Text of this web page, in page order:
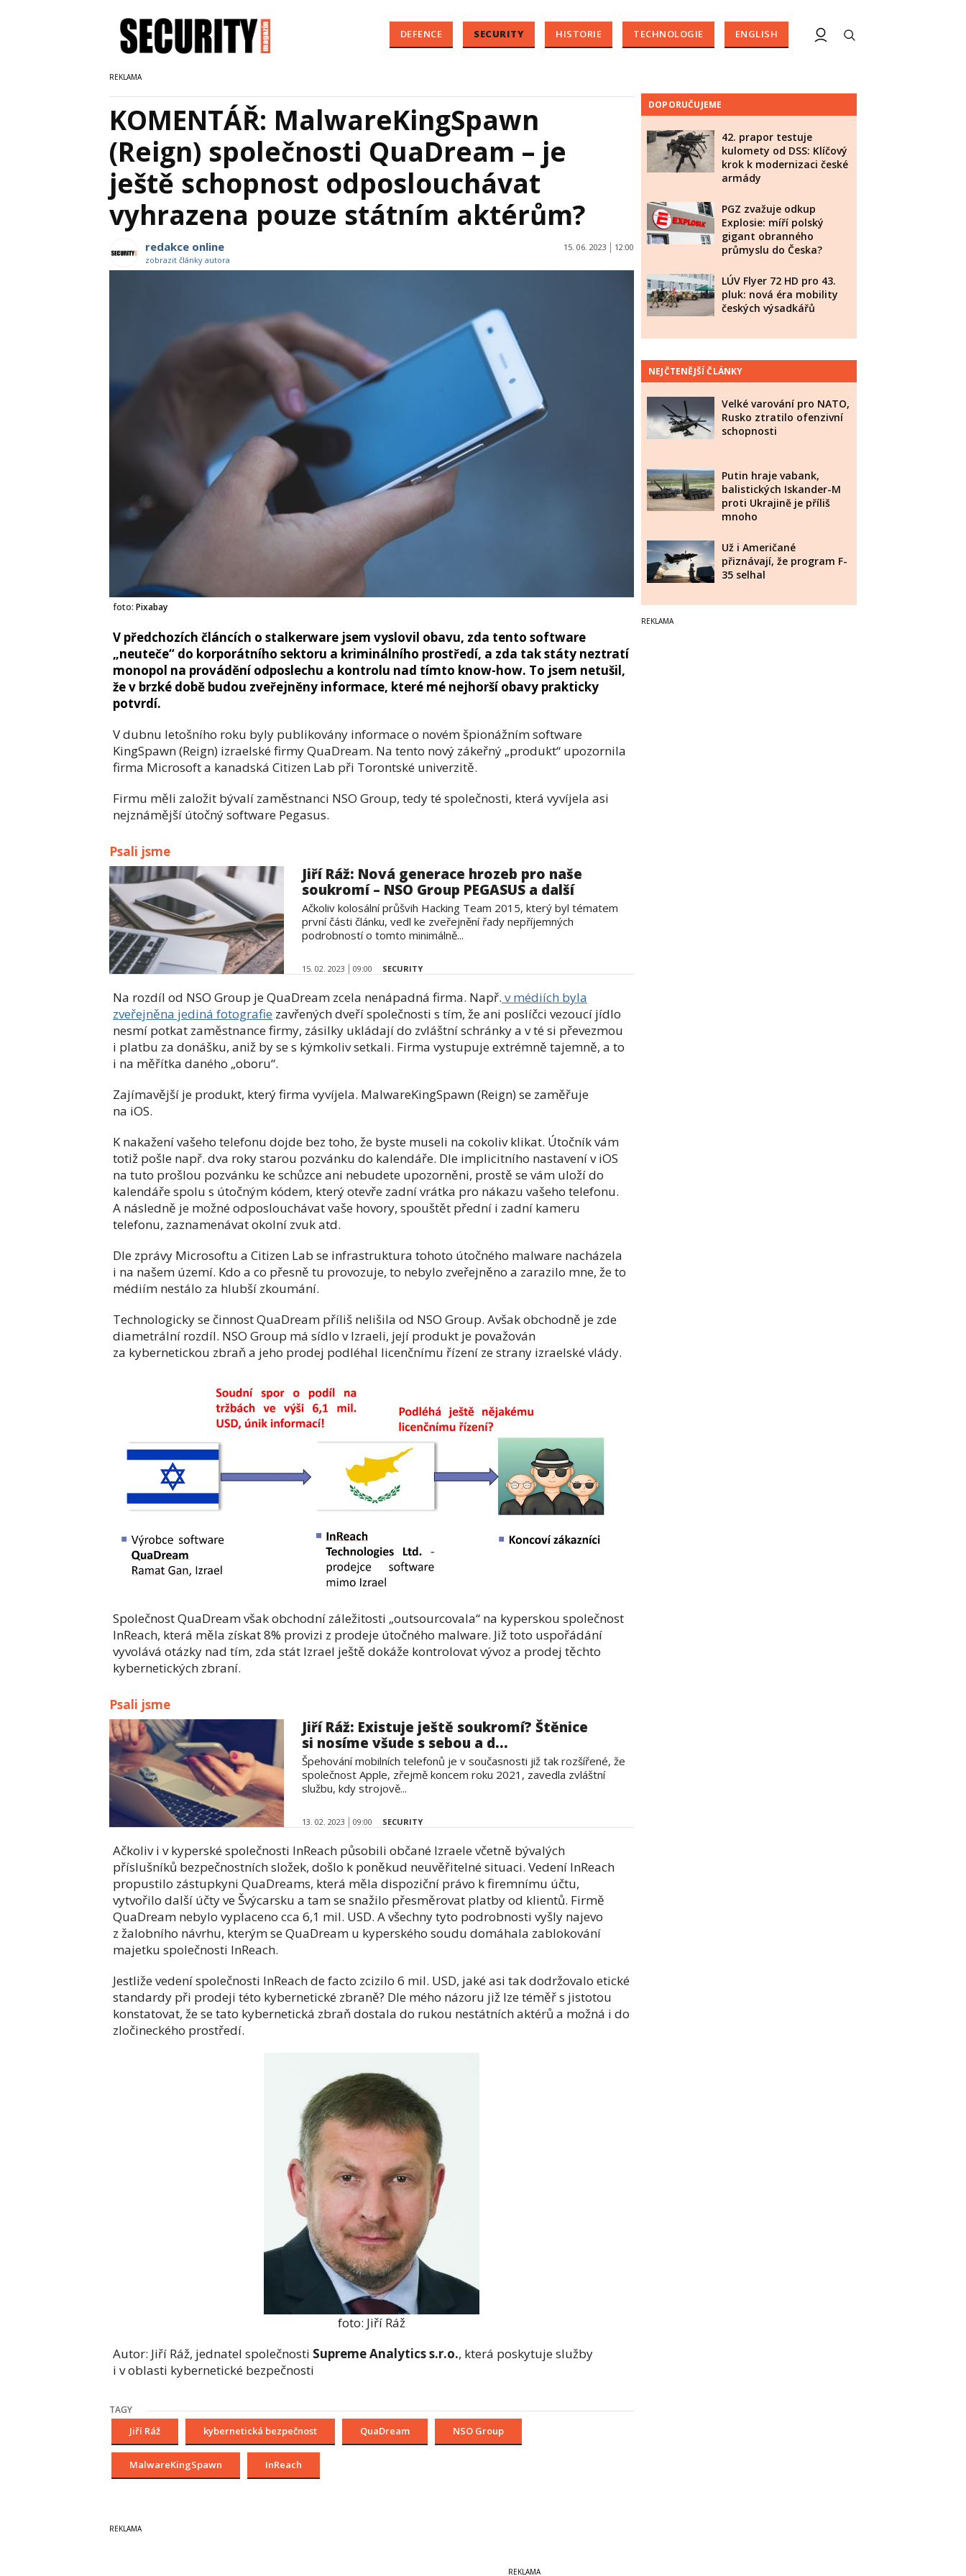
DEFENCE SECURITY HISTORIE TECHNOLOGIE ENGLISH
KOMENTÁŘ: MalwareKingSpawn
(Reign) společnosti QuaDream – je
ještě schopnost odposlouchávat
vyhrazena pouze státním aktérům?
redakce online
zobrazit články autora
15. 06. 2023 12:00
foto: Pixabay
V předchozích článcích o stalkerware jsem vyslovil obavu, zda tento software
„neuteče“ do korporátního sektoru a kriminálního prostředí, a zda tak státy neztratí
monopol na provádění odposlechu a kontrolu nad tímto know-how. To jsem netušil,
že v brzké době budou zveřejněny informace, které mé nejhorší obavy prakticky
potvrdí.
V dubnu letošního roku byly publikovány informace o novém špionážním software
KingSpawn (Reign) izraelské firmy QuaDream. Na tento nový zákeřný „produkt“ upozornila
firma Microsoft a kanadská Citizen Lab při Torontské univerzitě.
Firmu měli založit bývalí zaměstnanci NSO Group, tedy té společnosti, která vyvíjela asi
nejznámější útočný software Pegasus.
Psali jsme
Jiří Ráž: Nová generace hrozeb pro naše
soukromí – NSO Group PEGASUS a další
Ačkoliv kolosální průšvih Hacking Team 2015, který byl tématem
první části článku, vedl ke zveřejnění řady nepříjemných
podrobností o tomto minimálně...
15. 02. 2023 09:00 SECURITY
Na rozdíl od NSO Group je QuaDream zcela nenápadná firma. Např. v médiích byla
zveřejněna jediná fotografie zavřených dveří společnosti s tím, že ani poslíčci vezoucí jídlo
nesmí potkat zaměstnance firmy, zásilky ukládají do zvláštní schránky a v té si převezmou
i platbu za donášku, aniž by se s kýmkoliv setkali. Firma vystupuje extrémně tajemně, a to
i na měřítka daného „oboru“.
Zajímavější je produkt, který firma vyvíjela. MalwareKingSpawn (Reign) se zaměřuje
na iOS.
K nakažení vašeho telefonu dojde bez toho, že byste museli na cokoliv klikat. Útočník vám
totiž pošle např. dva roky starou pozvánku do kalendáře. Dle implicitního nastavení v iOS
na tuto prošlou pozvánku ke schůzce ani nebudete upozorněni, prostě se vám uloží do
kalendáře spolu s útočným kódem, který otevře zadní vrátka pro nákazu vašeho telefonu.
A následně je možné odposlouchávat vaše hovory, spouštět přední i zadní kameru
telefonu, zaznamenávat okolní zvuk atd.
Dle zprávy Microsoftu a Citizen Lab se infrastruktura tohoto útočného malware nacházela
i na našem území. Kdo a co přesně tu provozuje, to nebylo zveřejněno a zarazilo mne, že to
médiím nestálo za hlubší zkoumání.
Technologicky se činnost QuaDream příliš nelišila od NSO Group. Avšak obchodně je zde
diametrální rozdíl. NSO Group má sídlo v Izraeli, její produkt je považován
za kybernetickou zbraň a jeho prodej podléhal licenčnímu řízení ze strany izraelské vlády.
Společnost QuaDream však obchodní záležitosti „outsourcovala“ na kyperskou společnost
InReach, která měla získat 8% provizi z prodeje útočného malware. Již toto uspořádání
vyvolává otázky nad tím, zda stát Izrael ještě dokáže kontrolovat vývoz a prodej těchto
kybernetických zbraní.
Psali jsme
Jiří Ráž: Existuje ještě soukromí? Štěnice
si nosíme všude s sebou a d...
Špehování mobilních telefonů je v současnosti již tak rozšířené, že
společnost Apple, zřejmě koncem roku 2021, zavedla zvláštní
službu, kdy strojově...
13. 02. 2023 09:00 SECURITY
Ačkoliv i v kyperské společnosti InReach působili občané Izraele včetně bývalých
příslušníků bezpečnostních složek, došlo k poněkud neuvěřitelné situaci. Vedení InReach
propustilo zástupkyni QuaDreams, která měla dispoziční právo k firemnímu účtu,
vytvořilo další účty ve Švýcarsku a tam se snažilo přesměrovat platby od klientů. Firmě
QuaDream nebylo vyplaceno cca 6,1 mil. USD. A všechny tyto podrobnosti vyšly najevo
z žalobního návrhu, kterým se QuaDream u kyperského soudu domáhala zablokování
majetku společnosti InReach.
Jestliže vedení společnosti InReach de facto zcizilo 6 mil. USD, jaké asi tak dodržovalo etické
standardy při prodeji této kybernetické zbraně? Dle mého názoru již lze téměř s jistotou
konstatovat, že se tato kybernetická zbraň dostala do rukou nestátních aktérů a možná i do
zločineckého prostředí.
foto: Jiří Ráž
Autor: Jiří Ráž, jednatel společnosti Supreme Analytics s.r.o., která poskytuje služby
i v oblasti kybernetické bezpečnosti
TAGY
Jiří Ráž kybernetická bezpečnost QuaDream NSO Group
MalwareKingSpawn InReach
DOPORUČUJEME
42. prapor testuje
kulomety od DSS: Klíčový
krok k modernizaci české
armády
PGZ zvažuje odkup
Explosie: míří polský
gigant obranného
průmyslu do Česka?
LÚV Flyer 72 HD pro 43.
pluk: nová éra mobility
českých výsadkářů
NEJČTENĚJŠÍ ČLÁNKY
Velké varování pro NATO,
Rusko ztratilo ofenzivní
schopnosti
Putin hraje vabank,
balistických Iskander-M
proti Ukrajině je příliš
mnoho
Už i Američané
přiznávají, že program F-
35 selhal